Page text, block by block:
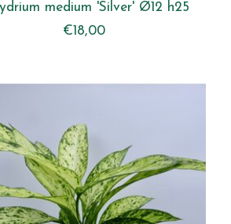
medium 'Silver' Ø12 h25
€18,00